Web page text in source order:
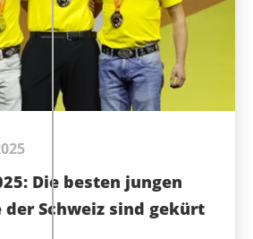
Die besten jungen
Schweiz sind gekürt